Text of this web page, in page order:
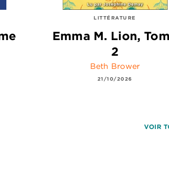
LITTÉRATURE
Emma M. Lion,
2
Beth Brower
21/10/2026
VOIR